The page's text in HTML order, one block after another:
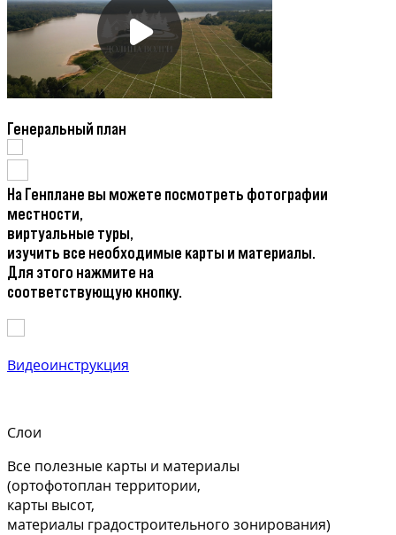
Генеральный план
На Генплане вы можете посмотреть фотографии
местности,
виртуальные туры,
изучить все необходимые карты и материалы.
Для этого нажмите на
соответствующую кнопку.
Видеоинструкция
Слои
Все полезные карты и материалы
(ортофотоплан территории,
карты высот,
материалы градостроительного зонирования)